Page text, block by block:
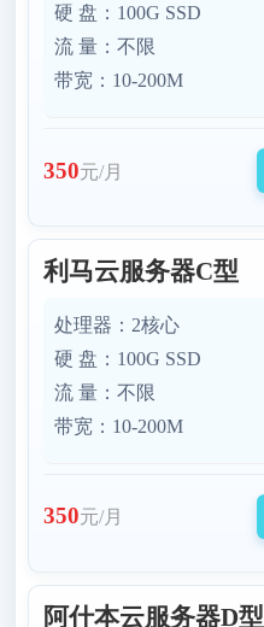
硬 盘：100G SSD
流 量：不限
带宽：10-200M
350元/月
利马云服务器C型
处理器：2核心
硬 盘：100G SSD
流 量：不限
带宽：10-200M
350元/月
阿什本云服务器D型